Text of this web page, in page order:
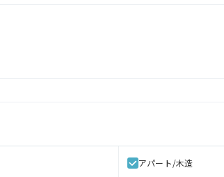
アパート/木造